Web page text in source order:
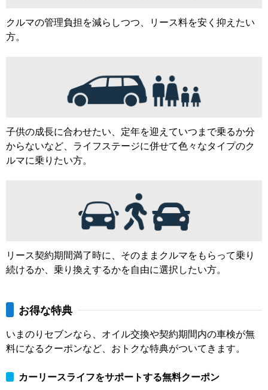
クルマの管理負担を減らしつつ、リース料を安く抑えたい
方。
子供の成長に合わせたい、定年を迎えていつまで乗るか分
からないなど、ライフステージに併せて色々なタイプのク
ルマに乗りたい方。
リース契約期間満了時に、そのままクルマをもらって乗り
続けるか、乗り換えするかを自由に選択したい方。
お得な特典
いまのりセブンなら、オイル交換や契約期間内の車検が無
料になるクーポンなど、おトクな特典がついてきます。
カーリースライフをサポートする無料クーポン